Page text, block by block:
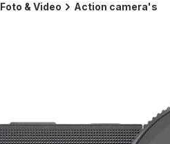
Foto & Video Action camera's